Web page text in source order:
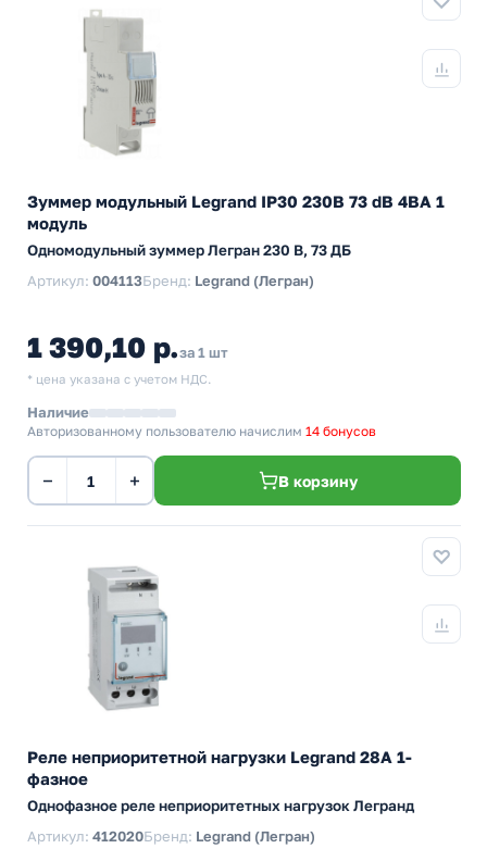
Зуммер модульный Legrand IP30 230В 73 dB 4ВА 1
модуль
Одномодульный зуммер Легран 230 В, 73 ДБ
Артикул: 004113Бренд: Legrand (Легран)
1 390,10 р.за 1 шт
* цена указана с учетом НДС.
Наличие
Авторизованному пользователю начислим 14 бонусов
− + В корзину
Реле неприоритетной нагрузки Legrand 28А 1-
фазное
Однофазное реле неприоритетных нагрузок Легранд
Артикул: 412020Бренд: Legrand (Легран)